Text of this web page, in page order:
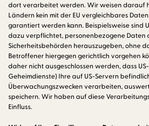
dort verarbeitet werden. Wir weisen darauf
Ländern kein mit der EU vergleichbares
garantiert werden kann. Beispielsweise sind
dazu verpflichtet, personenbezogene Daten
Sicherheitsbehörden herauszugeben, ohne
Betroffener hiergegen gerichtlich vorgehen
daher nicht ausgeschlossen werden, dass
Geheimdienste) Ihre auf US-Servern
Überwachungszwecken verarbeiten,
speichern. Wir haben auf diese
Einfluss.